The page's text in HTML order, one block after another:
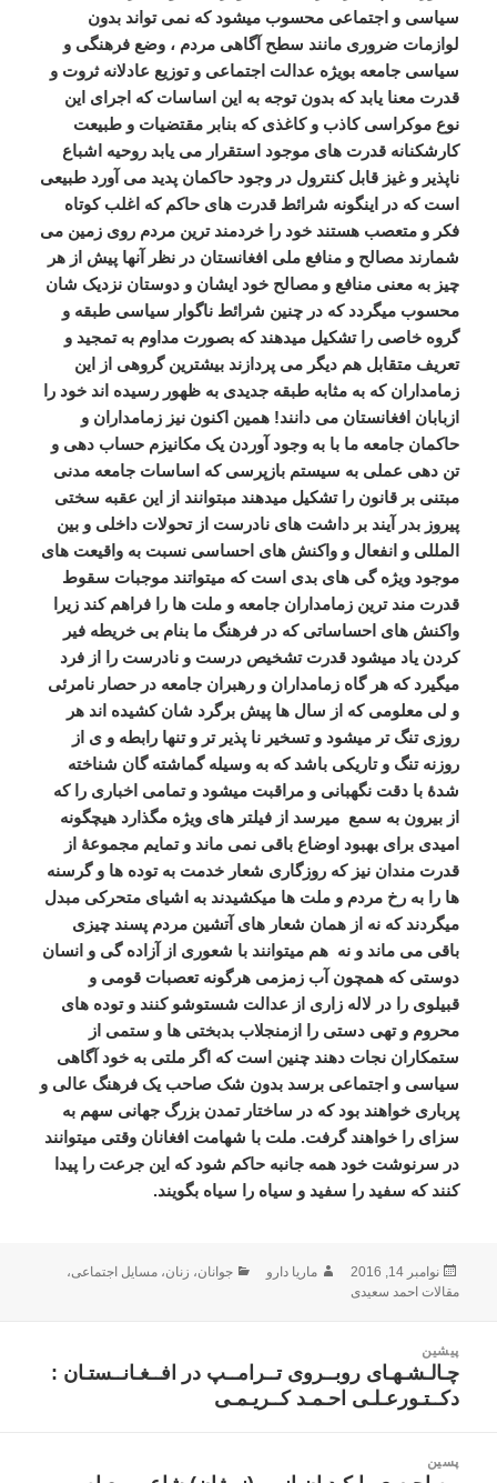
ارسال
شده
نوامبر 14, 2016 نویسنده
ماریا دارو دسته‌ها
جوانان، زنان،مسایل اجتماعی،
مقالات احمد سعیدی
نوشتهپیشین
نوشته
قبلی:
چـالـشـهـای روبــروی تــرامــپ در افــغـانــستـان :
دکــتـورعـلـی احـمـد کــریـمـی
پسین